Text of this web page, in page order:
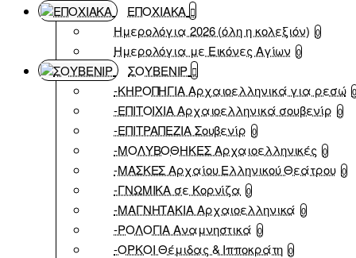
ΕΠΟΧΙΑΚΑ
Ημερολόγια 2026 (όλη η κολεξιόν) 0
Ημερολόγια με Εικόνες Αγίων 0
ΣΟΥΒΕΝΙΡ
-ΚΗΡΟΠΗΓΙΑ Αρχαιοελληνικά για ρεσώ 0
-ΕΠΙΤΟΙΧΙΑ Αρχαιοελληνικά σουβενίρ 0
-ΕΠΙΤΡΑΠΕΖΙΑ Σουβενίρ 0
-ΜΟΛΥΒΟΘΗΚΕΣ Αρχαιοελληνικές 0
-ΜΑΣΚΕΣ Αρχαίου Ελληνικού Θεάτρου 0
-ΓΝΩΜΙΚΑ σε Κορνίζα 0
-ΜΑΓΝΗΤΑΚΙΑ Αρχαιοελληνικά 0
-ΡΟΛΟΓΙΑ Αναμνηστικά 0
-ΟΡΚΟΙ Θέμιδας & Ιπποκράτη 0